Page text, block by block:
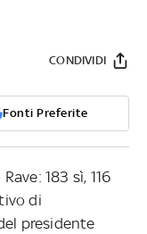
Fonti Preferite
CONDIVIDI
183 sì, 116
di
presidente